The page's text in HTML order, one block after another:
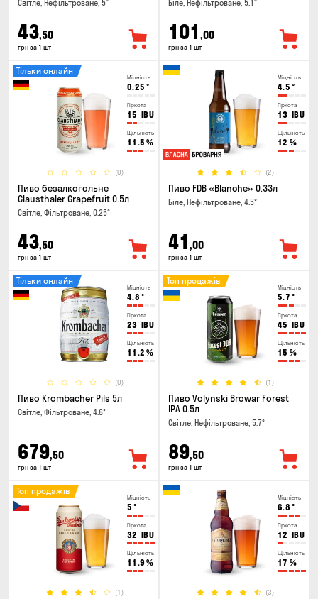
Світле, Нефільтроване, 5°
43,50
грн за 1 шт
Біле, Нефільтроване, 5.1°
101 ,00
грн за 1 шт
Міцність
0.25 °
Гіркота
15 IBU
Щільність
11.5 %
(0)
Тільки онлайн
Пиво безалкогольне
Clausthaler Grapefruit 0.5л
Світле, Фільтроване, 0.25°
43,50
грн за 1 шт
Міцність
4.5 °
Гіркота
13 IBU
Щільність
12 %
(2)
Пиво FDB «Blanche» 0.33л
Біле, Нефільтроване, 4.5°
41 ,00
грн за 1 шт
Міцність
4.8 °
Гіркота
23 IBU
Щільність
11.2 %
(0)
Тільки онлайн
Пиво Krombacher Pils 5л
Світле, Фільтроване, 4.8°
679,50
грн за 1 шт
Міцність
5.7 °
Гіркота
45 IBU
Щільність
15 %
(1)
Топ продажів
Пиво Volynski Browar Forest
IPA 0.5л
Світле, Нефільтроване, 5.7°
89,50
грн за 1 шт
Міцність
5 °
Гіркота
32 IBU
Щільність
11.9 %
(1)
Топ продажів
Міцність
6.8 °
Гіркота
12 IBU
Щільність
17 %
(3)